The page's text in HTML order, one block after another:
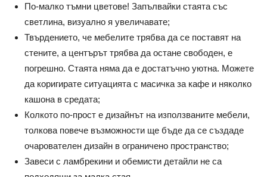
По-малко тъмни цветове! Запълвайки стаята със
светлина, визуално я увеличавате;
Твърдението, че мебелите трябва да се поставят на
стените, а центърът трябва да остане свободен, е
погрешно. Стаята няма да е достатъчно уютна. Можете
да коригирате ситуацията с масичка за кафе и няколко
кашона в средата;
Колкото по-прост е дизайнът на използваните мебели,
толкова повече възможности ще бъде да се създаде
очарователен дизайн в ограничено пространство;
Завеси с ламбрекини и обемисти детайли не са